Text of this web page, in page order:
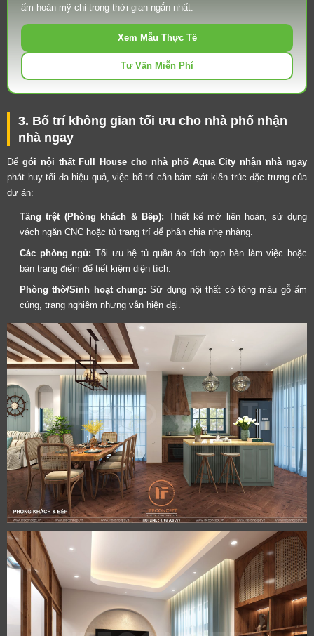
ấm hoàn mỹ chỉ trong thời gian ngắn nhất.
Xem Mẫu Thực Tế
Tư Vấn Miễn Phí
3. Bố trí không gian tối ưu cho nhà phố nhận
nhà ngay
Để gói nội thất Full House cho nhà phố Aqua City nhận nhà ngay
phát huy tối đa hiệu quả, việc bố trí cần bám sát kiến trúc đặc trưng của
dự án:
Tầng trệt (Phòng khách & Bếp): Thiết kế mở liên hoàn, sử dụng
vách ngăn CNC hoặc tủ trang trí để phân chia nhẹ nhàng.
Các phòng ngủ: Tối ưu hệ tủ quần áo tích hợp bàn làm việc hoặc
bàn trang điểm để tiết kiệm diện tích.
Phòng thờ/Sinh hoạt chung: Sử dụng nội thất có tông màu gỗ ấm
cúng, trang nghiêm nhưng vẫn hiện đại.